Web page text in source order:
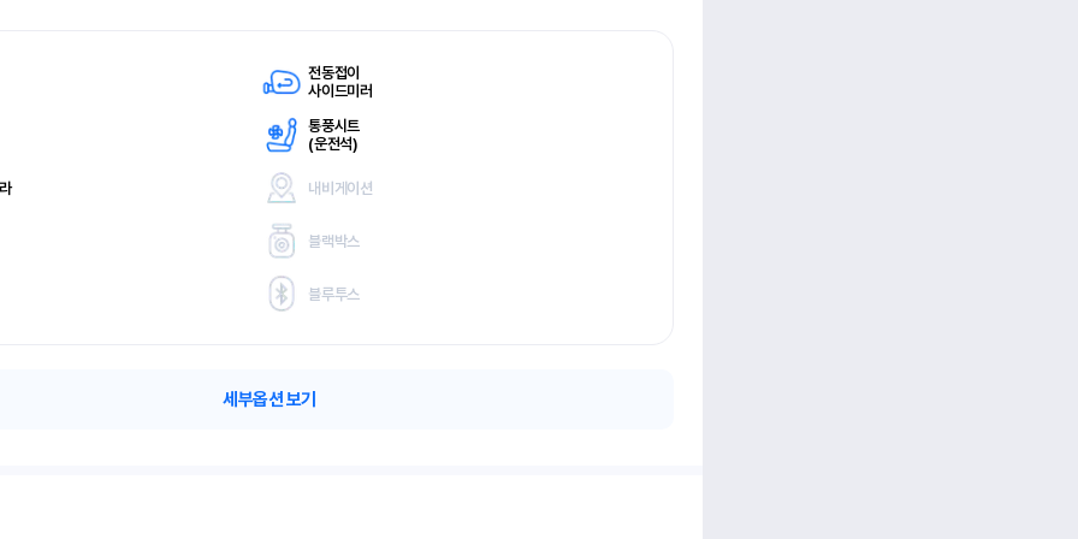
전동접이
사이드미러
통풍시트
(운전석)
내비게이션
블랙박스
블루투스
세부옵션 보기